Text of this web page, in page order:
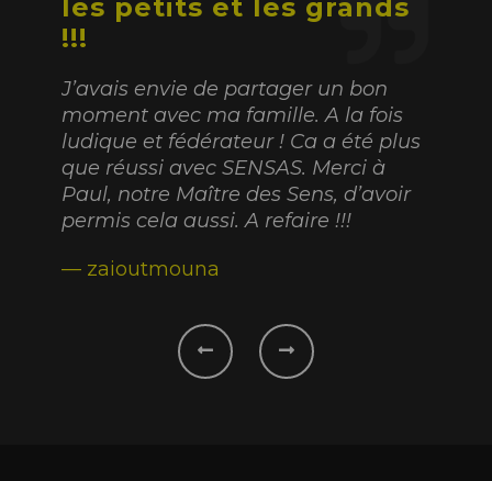
les petits et les grands
!!!
J’avais envie de partager un bon
moment avec ma famille. A la fois
ludique et fédérateur ! Ca a été plus
que réussi avec SENSAS. Merci à
Paul, notre Maître des Sens, d’avoir
permis cela aussi. A refaire !!!
— zaioutmouna